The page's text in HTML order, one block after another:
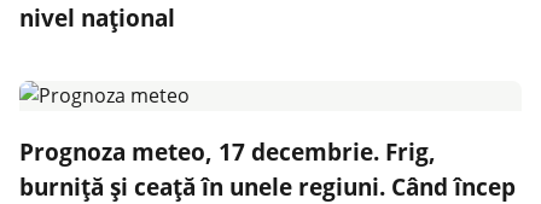
nivel național
Prognoza meteo, 17 decembrie. Frig,
burniță și ceață în unele regiuni. Când încep